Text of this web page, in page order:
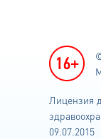
Лицензия
09.07.2015